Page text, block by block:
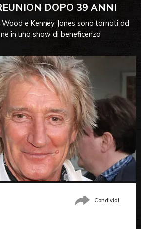
DOPO 39 ANNI
e Kenney Jones sono tornati ad
in uno show di beneficenza
Condividi